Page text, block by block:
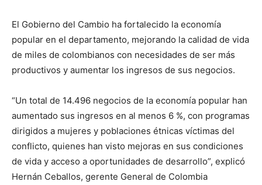
El Gobierno del Cambio ha fortalecido la economía
popular en el departamento, mejorando la calidad de vida
de miles de colombianos con necesidades de ser más
productivos y aumentar los ingresos de sus negocios.
“Un total de 14.496 negocios de la economía popular han
aumentado sus ingresos en al menos 6 %, con programas
dirigidos a mujeres y poblaciones étnicas víctimas del
conflicto, quienes han visto mejoras en sus condiciones
de vida y acceso a oportunidades de desarrollo”, explicó
Hernán Ceballos, gerente General de Colombia